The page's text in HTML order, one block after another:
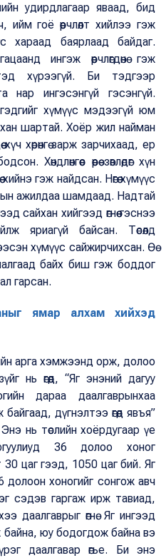
удирдлагаар яваад, бид
гоё өөрчлөлт хийлээ гэж
хараад баярлаад байдаг.
ингэж өөрчлөгдөнө гэж
хүрээгүй. Би тэдгээр
нар ингэсэнгүй гэсэнгүй.
хүмүүс мэдээгүй юм
шартай. Хоёр жил найман
хүч хөрөнгө зарж зарчихаад, ер
өөрөө зөвлөдөг хүн
гэж найдсан. Нөгөө хүмүүс
ажилдаа шамдаад. Надтай
сайхан хийгээд өгнөө гэснээ
яриагүй байсан. Төсөлд
хүмүүс сайжирчихсан. Өө
байх биш гэж боддог
гарсан.
ямар алхам хийхэд
арга хэмжээнд орж, долоо
нь өгөөд, “Яг энэний дагуу
дараа даалгаврынхаа
дүгнэлтээ өгөөд явъя”
нь төслийн хоёрдугаар үе
36 долоо хоног
цаг гээд, 1050 цаг бий. Яг
хоногийг сонгож авч
сэдэв гаргаж ирж тавиад,
даалгаврыг өгнө. Яг ингээд
юу бодогдож байна вэ
даалгавар өгье. Би энэ